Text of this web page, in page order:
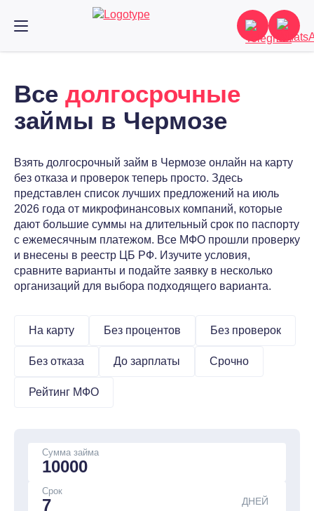
Все долгосрочные
займы в Чермозе
Взять долгосрочный займ в Чермозе онлайн на карту
без отказа и проверок теперь просто. Здесь
представлен список лучших предложений на июль
2026 года от микрофинансовых компаний, которые
дают большие суммы на длительный срок по паспорту
с ежемесячным платежом. Все МФО прошли проверку
и внесены в реестр ЦБ РФ. Изучите условия,
сравните варианты и подайте заявку в несколько
организаций для выбора подходящего варианта.
На карту Без процентов Без проверок
Без отказа До зарплаты Срочно
Рейтинг МФО
Сумма займа
Срок
ДНЕЙ